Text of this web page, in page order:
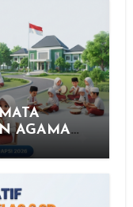
AGAMA